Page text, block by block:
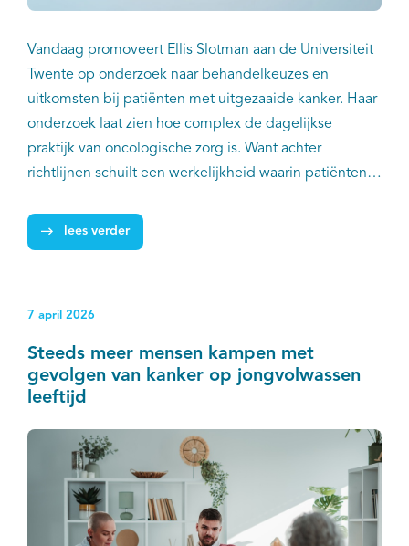
Projecten
Trials
Webshop
EN
Vandaag promoveert Ellis Slotman aan de Universiteit
Twente op onderzoek naar behandelkeuzes en
uitkomsten bij patiënten met uitgezaaide kanker. Haar
onderzoek laat zien hoe complex de dagelijkse
praktijk van oncologische zorg is. Want achter
richtlijnen schuilt een werkelijkheid waarin patiënten
kunnen afmaken of kiezen voor kwaliteit van leven
boven maximale medische inzet. Het onderzoek laat
passende zorg.
lees verder
7 april 2026
Steeds meer mensen kampen met
gevolgen van kanker op jongvolwassen
leeftijd